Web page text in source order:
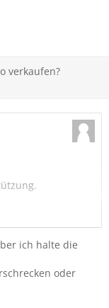
verkaufen?
600 km ein
zu meiner
dem
sie dort sagen.
ok oder
ich halte die
oder